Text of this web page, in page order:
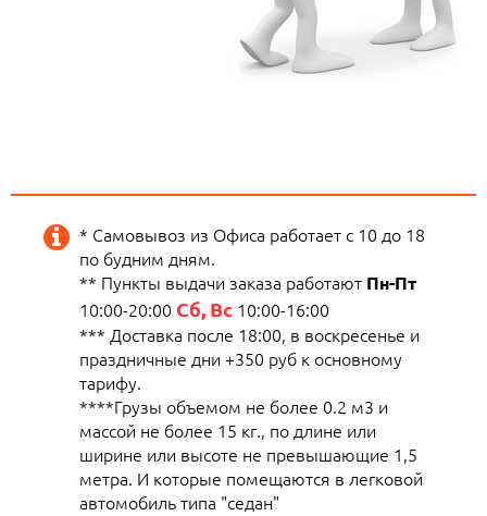
* Самовывоз из Офиса работает с 10 до 18
по будним дням.
** Пункты выдачи заказа работают Пн-Пт
10:00-20:00 Сб, Вс 10:00-16:00
*** Доставка после 18:00, в воскресенье и
праздничные дни +350 руб к основному
тарифу.
****Грузы объемом не более 0.2 м3 и
массой не более 15 кг., по длине или
ширине или высоте не превышающие 1,5
метра. И которые помещаются в легковой
автомобиль типа "седан"